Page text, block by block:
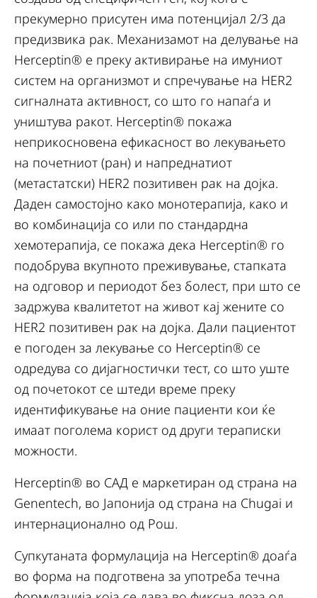
прекумерно присутен има потенцијал 2/3 да
предизвика рак. Механизамот на делување на
Herceptin® е преку активирање на имуниот
систем на организмот и спречување на HER2
сигналната активност, со што го напаѓа и
уништува ракот. Herceptin® покажа
неприкосновена ефикасност во лекувањето
на почетниот (ран) и напреднатиот
(метастатски) HER2 позитивен рак на дојка.
Даден самостојно како монотерапија, како и
во комбинација со или по стандардна
хемотерапија, се покажа дека Herceptin® го
подобрува вкупното преживување, стапката
на одговор и периодот без болест, при што се
задржува квалитетот на живот кај жените со
HER2 позитивен рак на дојка. Дали пациентот
е погоден за лекување со Herceptin® се
одредува со дијагностички тест, со што уште
од почетокот се штеди време преку
идентификување на оние пациенти кои ќе
имаат поголема корист од други тераписки
можности.
Herceptin® во САД е маркетиран од страна на
Genentech, во Јапонија од страна на Chugai и
интернационално од Рош.
Супкутаната формулација на Herceptin® доаѓа
во форма на подготвена за употреба течна